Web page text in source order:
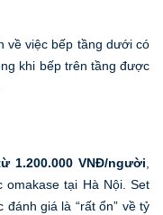
về việc bếp tầng dưới có
khi bếp trên tầng được
1.200.000 VNĐ/người,
omakase tại Hà Nội. Set
giá là “rất ổn” về tỷ